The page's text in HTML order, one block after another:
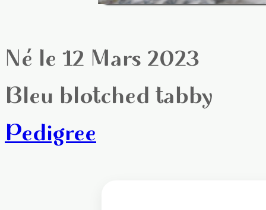
Né le 12 Mars 2023
Bleu blotched tabby
Pedigree